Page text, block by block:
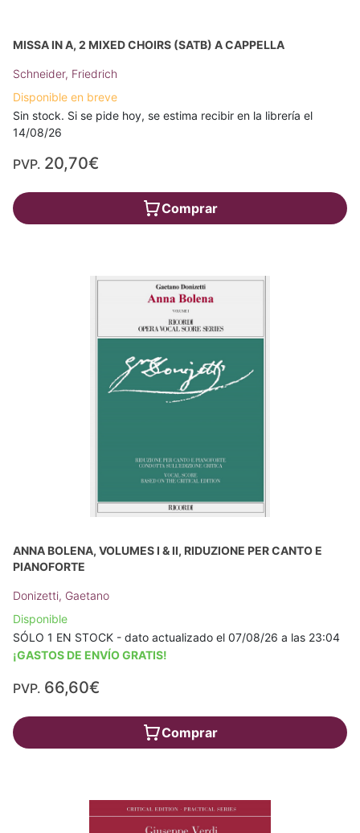
MISSA IN A, 2 MIXED CHOIRS (SATB) A CAPPELLA
Schneider, Friedrich
Disponible en breve
Sin stock. Si se pide hoy, se estima recibir en la librería el
14/08/26
PVP. 20,70€
Comprar
ANNA BOLENA, VOLUMES I & II, RIDUZIONE PER CANTO E
PIANOFORTE
Donizetti, Gaetano
Disponible
SÓLO 1 EN STOCK - dato actualizado el 07/08/26 a las 23:04
¡GASTOS DE ENVÍO GRATIS!
PVP. 66,60€
Comprar